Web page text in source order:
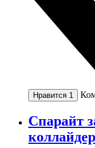
Нравится 1
Спарайт